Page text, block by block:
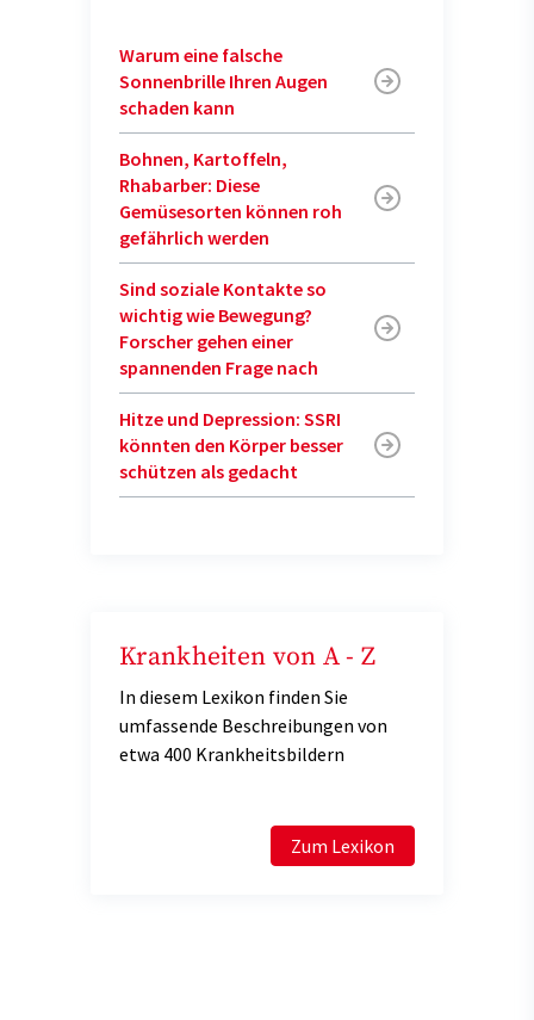
Warum eine falsche
Sonnenbrille Ihren Augen
schaden kann
Bohnen, Kartoffeln,
Rhabarber: Diese
Gemüsesorten können roh
gefährlich werden
Sind soziale Kontakte so
wichtig wie Bewegung?
Forscher gehen einer
spannenden Frage nach
Hitze und Depression: SSRI
könnten den Körper besser
schützen als gedacht
Krankheiten von A - Z
In diesem Lexikon finden Sie
umfassende Beschreibungen von
etwa 400 Krankheitsbildern
Zum Lexikon